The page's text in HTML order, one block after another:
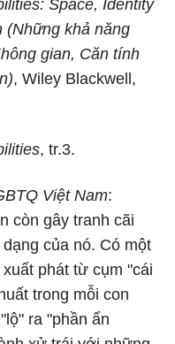
Space, Identity
(Những khả năng
gian, Căn tính
, Wiley Blackwell,
, tr.3.
Việt Nam:
còn gây tranh cãi
của nó. Có một
phát từ cụm "cái
trong mỗi con
ra "phần ẩn